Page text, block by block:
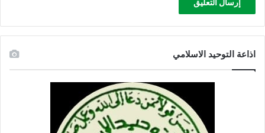
اذاعة التوحيد الاسلامي